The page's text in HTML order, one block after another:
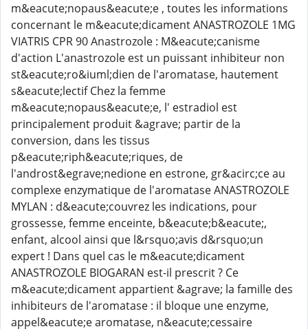
m&eacute;nopaus&eacute;e , toutes les informations
concernant le m&eacute;dicament ANASTROZOLE 1MG
VIATRIS CPR 90 Anastrozole : M&eacute;canisme
d'action L'anastrozole est un puissant inhibiteur non
st&eacute;ro&iuml;dien de l'aromatase, hautement
s&eacute;lectif Chez la femme
m&eacute;nopaus&eacute;e, l' estradiol est
principalement produit &agrave; partir de la
conversion, dans les tissus
p&eacute;riph&eacute;riques, de
l'androst&egrave;nedione en estrone, gr&acirc;ce au
complexe enzymatique de l'aromatase ANASTROZOLE
MYLAN : d&eacute;couvrez les indications, pour
grossesse, femme enceinte, b&eacute;b&eacute;,
enfant, alcool ainsi que l&rsquo;avis d&rsquo;un
expert ! Dans quel cas le m&eacute;dicament
ANASTROZOLE BIOGARAN est-il prescrit ? Ce
m&eacute;dicament appartient &agrave; la famille des
inhibiteurs de l'aromatase : il bloque une enzyme,
appel&eacute;e aromatase, n&eacute;cessaire